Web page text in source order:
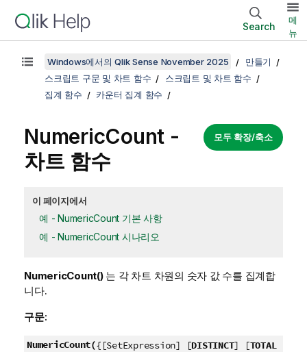
Search
메
뉴
Windows에서의 Qlik Sense November 2025
만들기
스크립트 구문 및 차트 함수
스크립트 및 차트 함수
집계 함수
카운터 집계 함수
모두 확장/축소
NumericCount -
차트 함수
이 페이지에서
예 - NumericCount 기본 사항
예 - NumericCount 시나리오
NumericCount() 는 각 차트 차원의 숫자 값 수를 집계합
니다.
구문:
NumericCount({[SetExpression] [DISTINCT] [TOTAL